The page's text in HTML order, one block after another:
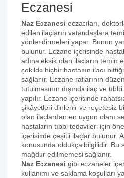
Eczanesi
Naz Eczanesi eczacıları,
edilen ilaçların vatandaşlara
yönlendirmeleri yapar. Bunun
bulunur. Eczane içerisinde
adına eksik olan ilaçların temin
şekilde hiçbir hastanın ilacı
sağlanır. Eczane raflarının
tutulmasının dışında ilaç ve
yapılır. Eczane içerisinde
şikâyetleri dinlenir ve reçetesiz
olan ilaçlardan en uygun olanı
hastaların tıbbi tedavileri için
içerisinde çeşitli ilaçlar bulunur.
konusunda oldukça bilgilidir. Bu
mağdur edilmemesi sağlanır.
Naz Eczanesi gibi eczaneler
kullanımı ve saklama koşulları